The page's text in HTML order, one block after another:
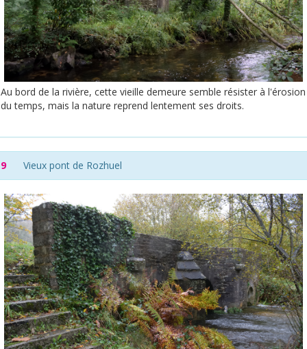
Au bord de la rivière, cette vieille demeure semble résister à l'érosion
du temps, mais la nature reprend lentement ses droits.
9 Vieux pont de Rozhuel